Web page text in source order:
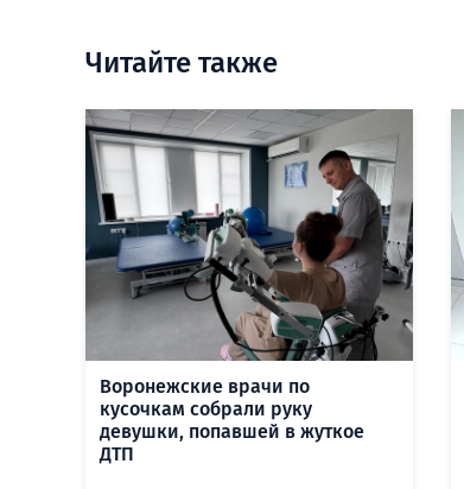
Читайте также
Воронежские врачи по
кусочкам собрали руку
девушки, попавшей в жуткое
ДТП